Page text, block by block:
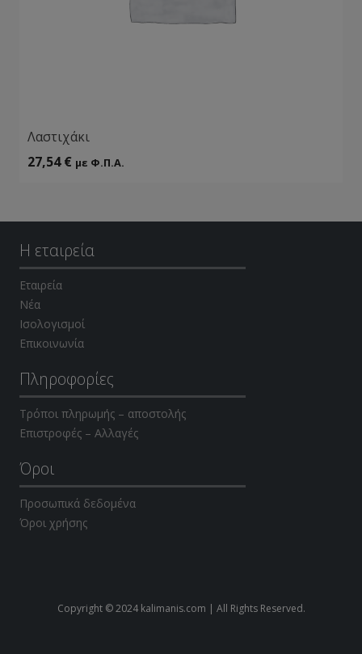
Λαστιχάκι
27,54€ με Φ.Π.Α.
Η εταιρεία
Εταιρεία
Νέα
Ισολογισμοί
Επικοινωνία
Πληροφορίες
Τρόποι πληρωμής – αποστολής
Επιστροφές – Αλλαγές
Όροι
Προσωπικά δεδομένα
Όροι χρήσης
Copyright © 2024 kalimanis.com | All Rights Reserved.